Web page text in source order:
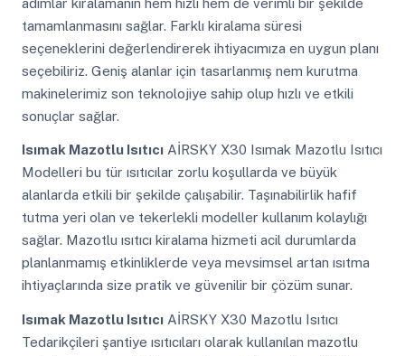
tamamlanmasını sağlar. Farklı kiralama süresi
seçeneklerini değerlendirerek ihtiyacımıza en uygun planı
seçebiliriz. Geniş alanlar için tasarlanmış nem kurutma
makinelerimiz son teknolojiye sahip olup hızlı ve etkili
sonuçlar sağlar.
Isımak Mazotlu IsıtıcıAİRSKY X30 Isımak Mazotlu Isıtıcı
Modelleri bu tür ısıtıcılar zorlu koşullarda ve büyük
alanlarda etkili bir şekilde çalışabilir. Taşınabilirlik hafif
tutma yeri olan ve tekerlekli modeller kullanım kolaylığı
sağlar. Mazotlu ısıtıcı kiralama hizmeti acil durumlarda
planlanmamış etkinliklerde veya mevsimsel artan ısıtma
ihtiyaçlarında size pratik ve güvenilir bir çözüm sunar.
Isımak Mazotlu IsıtıcıAİRSKY X30 Mazotlu Isıtıcı
Tedarikçileri şantiye ısıtıcıları olarak kullanılan mazotlu